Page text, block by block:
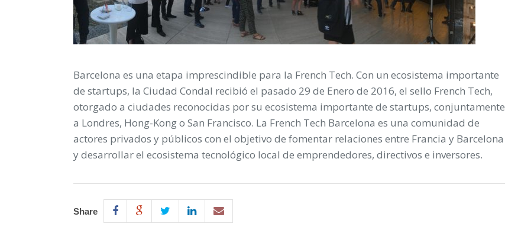
Barcelona es una etapa imprescindible para la French Tech. Con un ecosistema importante
de startups, la Ciudad Condal recibió el pasado 29 de Enero de 2016, el sello French Tech,
otorgado a ciudades reconocidas por su ecosistema importante de startups, conjuntamente
a Londres, Hong-Kong o San Francisco. La French Tech Barcelona es una comunidad de
actores privados y públicos con el objetivo de fomentar relaciones entre Francia y Barcelona
y desarrollar el ecosistema tecnológico local de emprendedores, directivos e inversores.
Share